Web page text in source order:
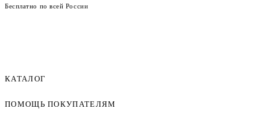
Бесплатно по всей России
КАТАЛОГ
Женская одежда оптом
ПОМОЩЬ ПОКУПАТЕЛЯМ